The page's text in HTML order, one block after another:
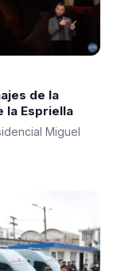
de la
la Espriella
Miguel